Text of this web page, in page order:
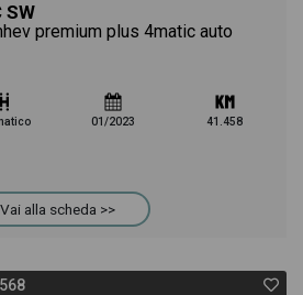
SW
premium plus 4matic auto
01/2023 41.458
Vai alla scheda >>